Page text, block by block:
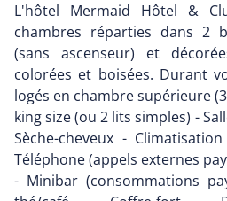
L'hôtel Mermaid Hôtel &
chambres réparties dans 2
(sans ascenseur) et
colorées et boisées. Durant
logés en chambre supérieure
king size (ou 2 lits simples) -
Sèche-cheveux -
Téléphone (appels externes
- Minibar (consommations